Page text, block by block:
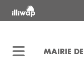
MAIRIE